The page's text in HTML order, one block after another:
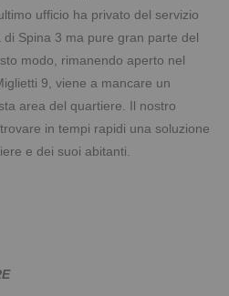
ufficio ha privato del servizio
di Spina 3 ma pure gran parte del
modo, rimanendo aperto nel
9, viene a mancare un
area del quartiere. Il nostro
in tempi rapidi una soluzione
e dei suoi abitanti.